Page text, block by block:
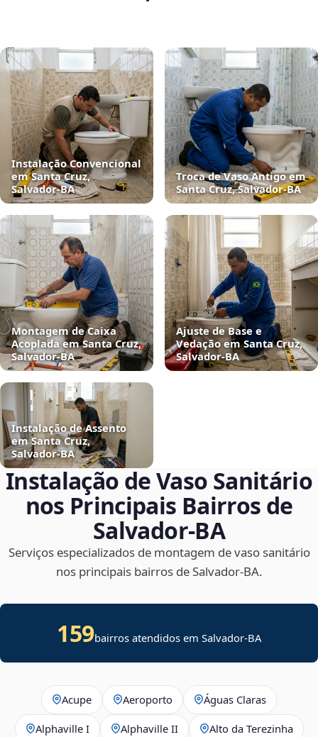
Instalação Convencional
em Santa Cruz,
Salvador‑BA
Troca de Vaso Antigo em
Santa Cruz, Salvador‑BA
Montagem de Caixa
Acoplada em Santa Cruz,
Salvador‑BA
Ajuste de Base e
Vedação em Santa Cruz,
Salvador‑BA
Instalação de Assento
em Santa Cruz,
Salvador‑BA
Instalação de Vaso Sanitário
nos Principais Bairros de
Salvador‑BA
Serviços especializados de montagem de vaso sanitário
nos principais bairros de Salvador‑BA.
159bairros atendidos em Salvador-BA
Acupe Aeroporto Águas Claras
Alphaville I Alphaville II Alto da Terezinha